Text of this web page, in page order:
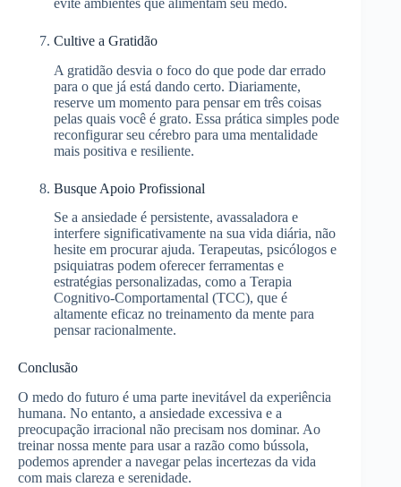
Cultive a Gratidão
A gratidão desvia o foco do que pode dar errado
para o que já está dando certo. Diariamente,
reserve um momento para pensar em três coisas
pelas quais você é grato. Essa prática simples pode
reconfigurar seu cérebro para uma mentalidade
mais positiva e resiliente.
Busque Apoio Profissional
Se a ansiedade é persistente, avassaladora e
interfere significativamente na sua vida diária, não
hesite em procurar ajuda. Terapeutas, psicólogos e
psiquiatras podem oferecer ferramentas e
estratégias personalizadas, como a Terapia
Cognitivo-Comportamental (TCC), que é
altamente eficaz no treinamento da mente para
pensar racionalmente.
Conclusão
O medo do futuro é uma parte inevitável da experiência
humana. No entanto, a ansiedade excessiva e a
preocupação irracional não precisam nos dominar. Ao
treinar nossa mente para usar a razão como bússola,
podemos aprender a navegar pelas incertezas da vida
com mais clareza e serenidade.